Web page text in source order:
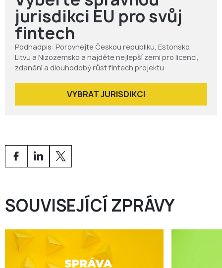
jurisdikci EU pro svůj
fintech
Podnadpis: Porovnejte Českou republiku, Estonsko,
Litvu a Nizozemsko a najděte nejlepší zemi pro licenci,
zdanění a dlouhodobý růst fintech projektu.
VYBRAT JURISDIKCI
SOUVISEJÍCÍ ZPRÁVY